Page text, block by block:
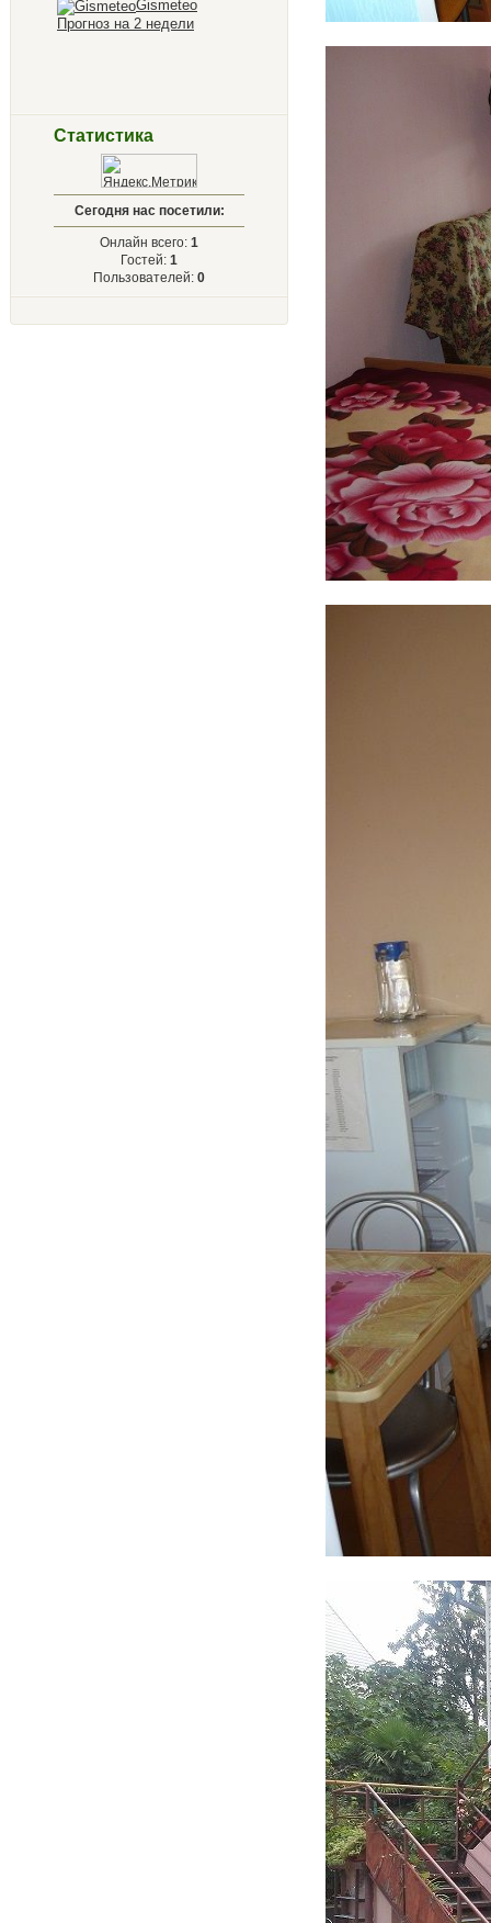
Gismeteo
Прогноз на 2 недели
Статистика
Сегодня нас посетили:
Онлайн всего: 1
Гостей: 1
Пользователей: 0